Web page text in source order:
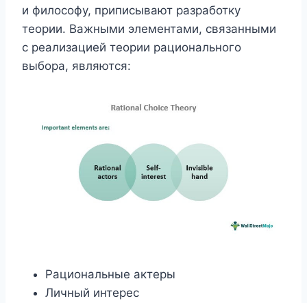
и философу, приписывают разработку
теории. Важными элементами, связанными
с реализацией теории рационального
выбора, являются:
Рациональные актеры
Личный интерес